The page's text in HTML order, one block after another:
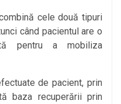
cele două tipuri
când pacientul are o
pentru a mobiliza
de pacient, prin
baza recuperării prin